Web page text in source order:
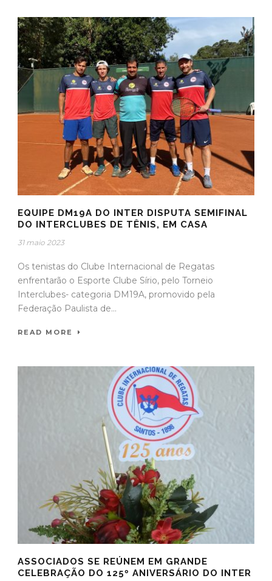
EQUIPE DM19A DO INTER DISPUTA SEMIFINAL
DO INTERCLUBES DE TÊNIS, EM CASA
31 maio 2023
Os tenistas do Clube Internacional de Regatas
enfrentarão o Esporte Clube Sírio, pelo Torneio
Interclubes- categoria DM19A, promovido pela
Federação Paulista de...
READ MORE
ASSOCIADOS SE REÚNEM EM GRANDE
CELEBRAÇÃO DO 125º ANIVERSÁRIO DO INTER